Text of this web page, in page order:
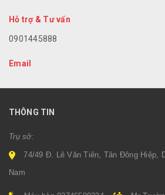
Hỗ trợ & Tư vấn
0901445888
Email
THÔNG TIN
Trụ sở:
74/49 Đ. Lê Văn Tiên, Tân Đông Hiệp,
Nam